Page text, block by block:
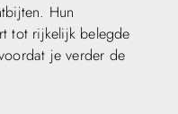
Hun
tot rijkelijk belegde
je verder de